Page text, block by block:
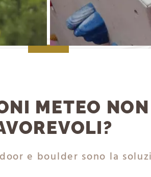
METEO
e boulder sono la